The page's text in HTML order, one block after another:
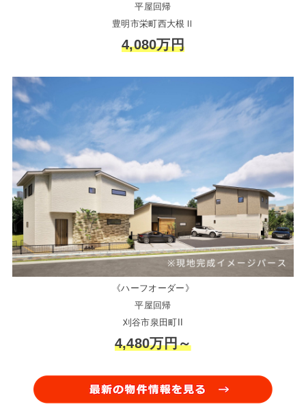
平屋回帰
豊明市栄町西大根Ⅱ
4,080万円
《ハーフオーダー》
平屋回帰
刈谷市泉田町II
4,480万円～